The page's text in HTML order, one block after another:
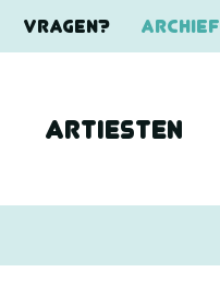
VRAGEN? ARCHIEF
ARTIESTEN